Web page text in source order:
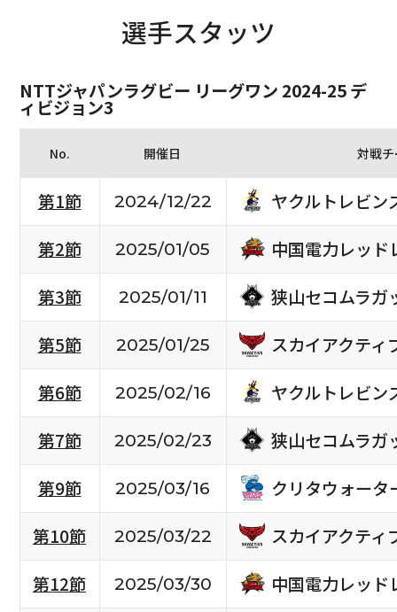
選手スタッツ
NTTジャパンラグビー リーグワン 2024-25 デ
ィビジョン3
No. 開催日 対戦
第1節 2024/12/22
ヤクルトレビン
第2節
2025/01/05
中国電力レッド
第3節
2025/01/11
狭山セコムラガ
第5節
2025/01/25
スカイアクティ
第6節
2025/02/16
ヤクルトレビン
第7節
2025/02/23
狭山セコムラガ
第9節
2025/03/16
クリタウォータ
第10節
2025/03/22
スカイアクティ
第12節
2025/03/30
中国電力レッド